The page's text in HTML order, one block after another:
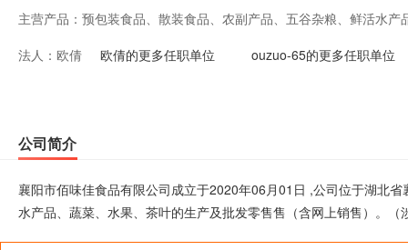
主营产品： 预包装食品、散装食品、农副产品、五谷杂粮、鲜活水
零售售（含网上销售）。（涉及许可经营项目，应取得
法人： 欧倩 欧倩的更多任职单位 ouzuo-65的更多任职单位
公司简介
襄阳市佰味佳食品有限公司成立于2020年06月01日 ,公司位于湖北
水产品、蔬菜、水果、茶叶的生产及批发零售售（含网上销售）。